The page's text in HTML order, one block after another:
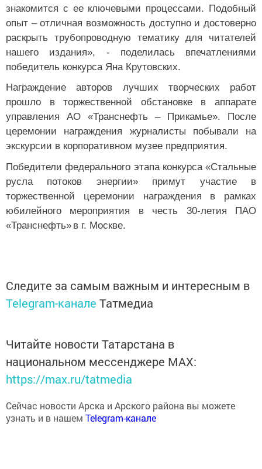
знакомится с ее ключевыми процессами. Подобный
опыт – отличная возможность доступно и достоверно
раскрыть трубопроводную тематику для читателей
нашего издания», - поделилась впечатлениями
победитель конкурса Яна Крутовских.
Награждение авторов лучших творческих работ
прошло в торжественной обстановке в аппарате
управления АО «Транснефть – Прикамье». После
церемонии награждения журналисты побывали на
экскурсии в корпоративном музее предприятия.
Победители федерального этапа конкурса «Стальные
русла потоков энергии» примут участие в
торжественной церемонии награждения в рамках
юбилейного мероприятия в честь 30-летия ПАО
«Транснефть» в г. Москве.
Следите за самым важным и интересным в
Telegram-канале Татмедиа
Читайте новости Татарстана в
национальном мессенджере MАХ:
https://max.ru/tatmedia
Сейчас новости Арска и Арского района вы можете
узнать и в нашем Telegram-канале